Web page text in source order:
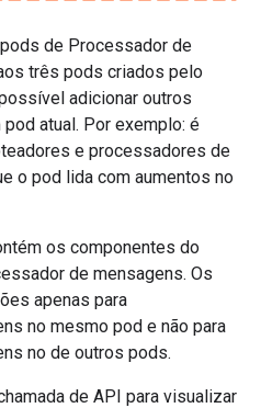
de Processador de
três pods criados pelo
adicionar outros
atual. Por exemplo: é
e processadores de
o pod lida com aumentos no
os componentes do
de mensagens. Os
apenas para
no mesmo pod e não para
no de outros pods.
de API para visualizar